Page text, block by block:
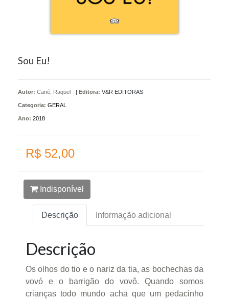
Sou Eu!
Autor: Cané, Raquel | Editora: V&R EDITORAS
Categoria: GERAL
Ano: 2018
R$ 52,00
Indisponível
Descrição Informação adicional
Descrição
Os olhos do tio e o nariz da tia, as bochechas da
vovó e o barrigão do vovô. Quando somos
crianças todo mundo acha que um pedacinho